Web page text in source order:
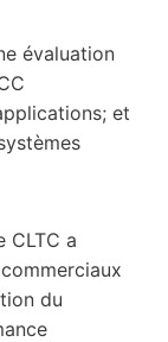
évaluation
et
CLTC a
du